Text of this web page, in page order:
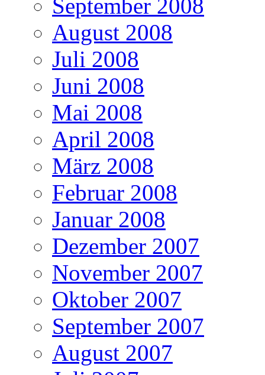
September 2008
August 2008
Juli 2008
Juni 2008
Mai 2008
April 2008
März 2008
Februar 2008
Januar 2008
Dezember 2007
November 2007
Oktober 2007
September 2007
August 2007